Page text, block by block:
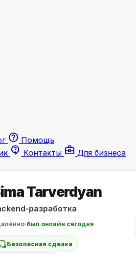
help Помощь
contact_support Контакты business_center Для бизнеса
Tarverdyan
разработка
·был онлайн сегодня
Безопасная сделка